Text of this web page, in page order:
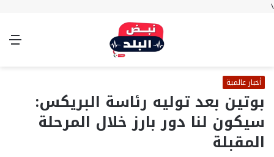
\
الوضع
أخبار عالمية
بوتين بعد توليه رئاسة البريكس:
سيكون لنا دور بارز خلال المرحلة
المقبلة